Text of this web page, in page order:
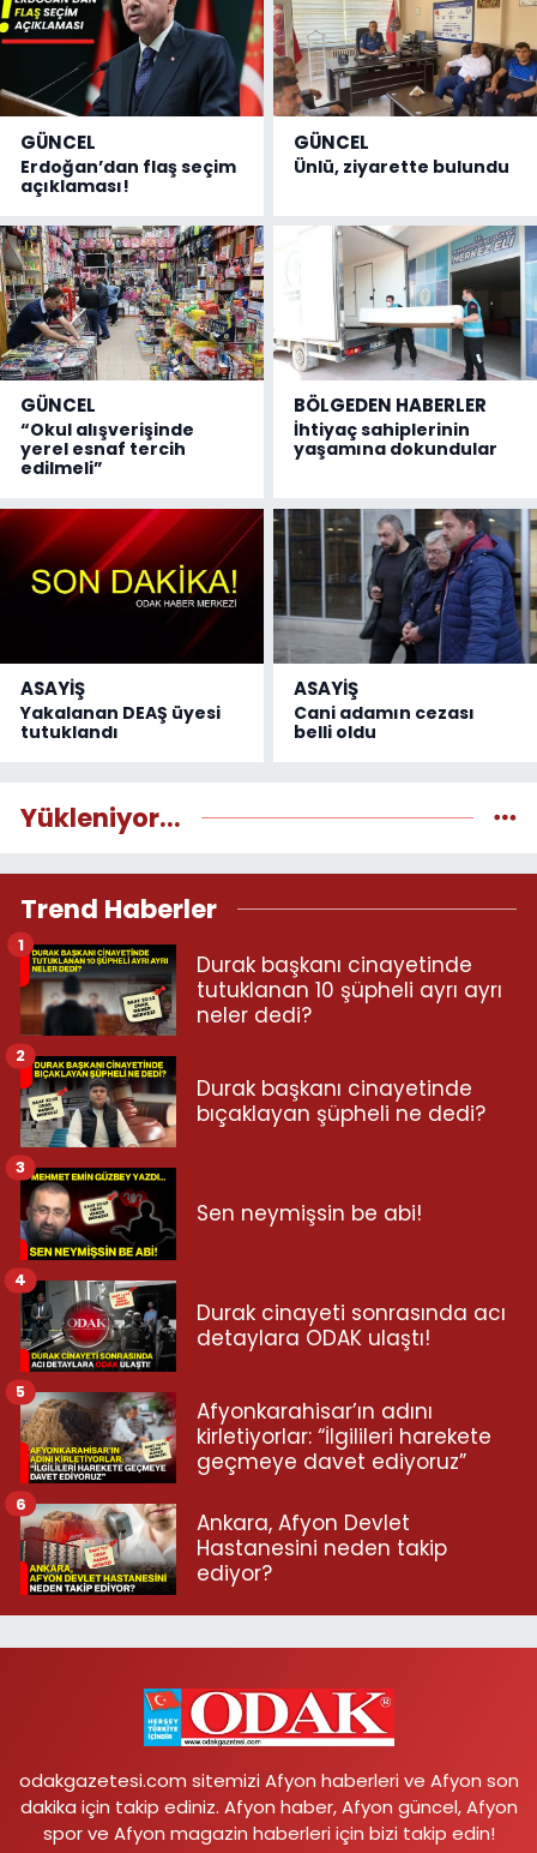
GÜNCEL
Erdoğan’dan flaş seçim
açıklaması!
GÜNCEL
Ünlü, ziyarette bulundu
GÜNCEL
“Okul alışverişinde
yerel esnaf tercih
edilmeli”
BÖLGEDEN HABERLER
İhtiyaç sahiplerinin
yaşamına dokundular
ASAYİŞ
Yakalanan DEAŞ üyesi
tutuklandı
ASAYİŞ
Cani adamın cezası
belli oldu
Yükleniyor...
Trend Haberler
Durak başkanı cinayetinde
tutuklanan 10 şüpheli ayrı ayrı
neler dedi?
1
Durak başkanı cinayetinde
bıçaklayan şüpheli ne dedi?
2
Sen neymişsin be abi!
3
Durak cinayeti sonrasında acı
detaylara ODAK ulaştı!
4
Afyonkarahisar’ın adını
kirletiyorlar: “İlgilileri harekete
geçmeye davet ediyoruz”
5
Ankara, Afyon Devlet
Hastanesini neden takip
ediyor?
6
odakgazetesi.com sitemizi Afyon haberleri ve Afyon son
dakika için takip ediniz. Afyon haber, Afyon güncel, Afyon
spor ve Afyon magazin haberleri için bizi takip edin!